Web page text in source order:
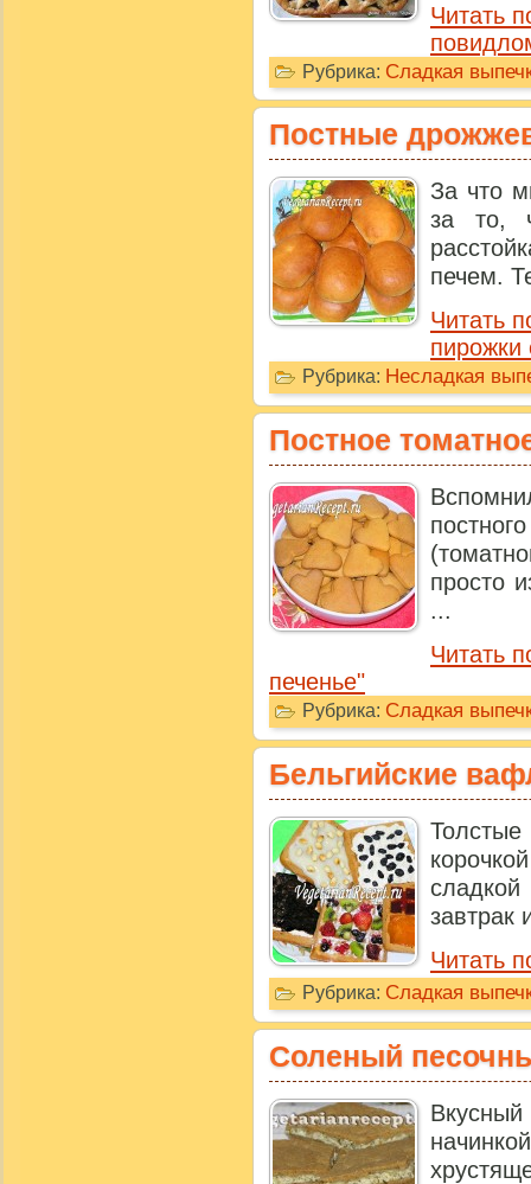
Читать
Рубрика: Сладкая
Постные
За что
за то,
печем.
Читать
пирожки
Рубрика: Несладкая
Постное
просто
...
Читать
печенье"
Рубрика: Сладкая
Бельгийские
завтрак
Читать
Рубрика: Сладкая
Соленый